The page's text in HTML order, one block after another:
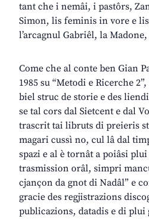
tant che i nemâi, i pastôrs,
Simon, lis feminis in vore e
l’arcagnul Gabriêl, la
Come che al conte ben Gian
1985 su “Metodi e Ricerche
biel struc de storie e des
se tal cors dal Sietcent e dal
trascrit tai libruts di preieris
magari cussì no, cul lâ dal
spazi e al è tornât a poiâsi
trasmission orâl, simpri
cjançon da gnot di Nadâl” e
gracie des regjistrazions
publicazions, datadis e di plui